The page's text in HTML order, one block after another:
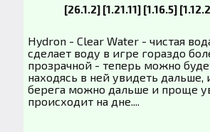
[26.1.2] [1.21.11] [1.16.5]
Hydron - Clear Water - чистая
сделает воду в игре гораздо
прозрачной - теперь можно
находясь в ней увидеть дальше,
берега можно дальше и проще
происходит на дне....